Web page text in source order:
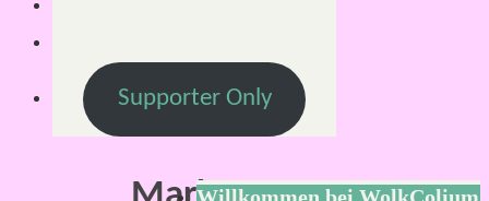
5
Supporter Only